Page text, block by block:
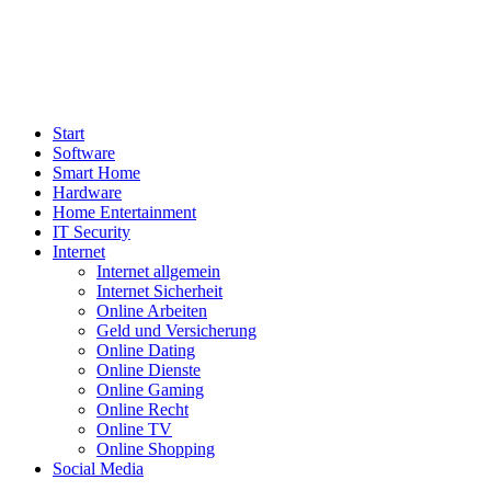
Start
Software
Smart Home
Hardware
Home Entertainment
IT Security
Internet
Internet allgemein
Internet Sicherheit
Online Arbeiten
Geld und Versicherung
Online Dating
Online Dienste
Online Gaming
Online Recht
Online TV
Online Shopping
Social Media